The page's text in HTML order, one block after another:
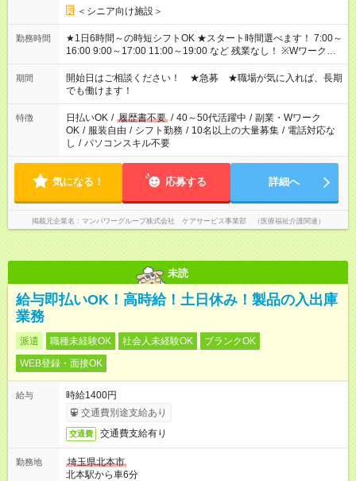
＜シニア向け施設＞
勤務時間
★1日6時間～の時短シフトOK ★スタート時間選べます！ 7:00～
16:00 9:00～17:00 11:00～19:00 など 残業なし！ ※Wワークの
場合、他のお仕事と合わせ週40時間超の就業はご案内できませ
ん ※法令に基づき、週20時間以上勤務は社会保険への加入対象
となります ※労働者派遣法（日雇い派遣の原則禁止）により、
短時間・短期間の就業はご案内が難しい場合があります
期間
開始日はご相談ください！ ★急募 ★職場が気に入れば、長期
でも働けます！
特徴 日払いOK / 履歴書不要 / 40～50代活躍中 / 副業・Wワーク
OK / 服装自由 / シフト勤務 / 10名以上の大量募集 / 電話対応な
し / パソコンスキル不要
気になる！ 応募する 詳細へ
掲載元企業名 マンパワーグループ株式会社 ケアサービス事業部 （医療福祉介護関連）
未読
給与即払いOK！高時給！土日休み！製品の入出庫
業務
派遣 職種未経験OK 社会人未経験OK
ブランクOK
WEB登録・面接OK
給与
時給1400円
交通費別途支給あり
交通費 交通費支給有り
勤務地
埼玉県北本市
北本駅から車6分